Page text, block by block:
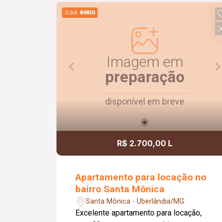
excelente iluminação natural. Destaque
para a varanda gourmet com
churrasqueira, ideal para momentos de
lazer e confraternização. O apartamento
dispõe ainda de elevador e 02 vagas
de garagem.
Cód. 84830
Imagem em
preparação
disponível em breve
R$ 2.700,00 L
Apartamento para locação no
bairro Santa Mônica
Santa Mônica - Uberlândia/MG
Excelente apartamento para locação,